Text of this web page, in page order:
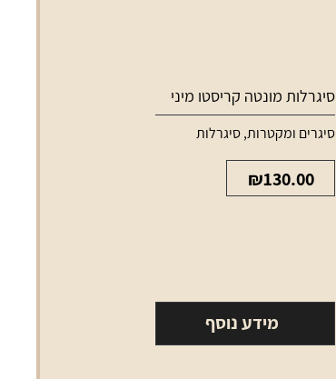
סיגרלות מונטה קריסטו מיני
סיגרים ומקטרות,סיגרלות
₪130.00
מידע נוסף